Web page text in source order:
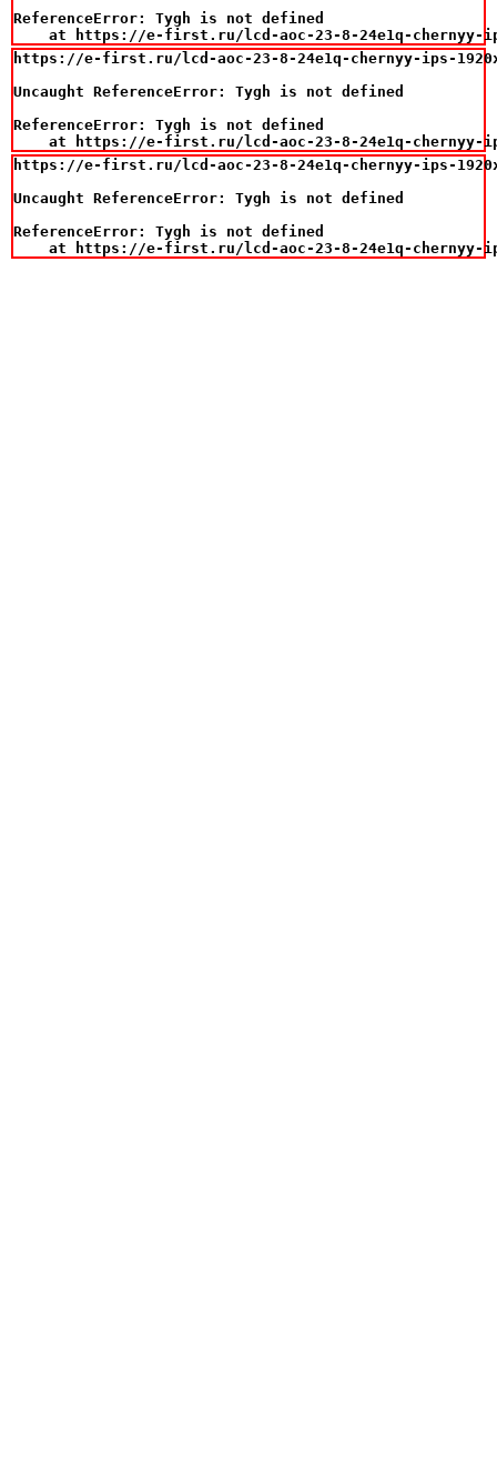
ReferenceError: Tygh is not defined
at https://e-first.ru/lcd-aoc-23-8-24e1q-
https://e-first.ru/lcd-aoc-23-8-24e1q-chernyy-ips-
Uncaught ReferenceError: Tygh is not defined
ReferenceError: Tygh is not defined
at https://e-first.ru/lcd-aoc-23-8-24e1q-
https://e-first.ru/lcd-aoc-23-8-24e1q-chernyy-ips-
Uncaught ReferenceError: Tygh is not defined
ReferenceError: Tygh is not defined
at https://e-first.ru/lcd-aoc-23-8-24e1q-